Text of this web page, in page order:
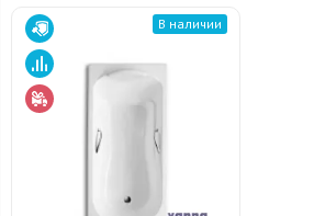
В наличии